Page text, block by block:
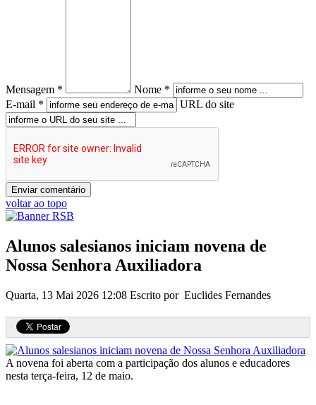
Mensagem *
Nome *
E-mail *
URL do site
voltar ao topo
Alunos salesianos iniciam novena de
Nossa Senhora Auxiliadora
Quarta, 13 Mai 2026 12:08 Escrito por Euclides Fernandes
A novena foi aberta com a participação dos alunos e educadores
nesta terça-feira, 12 de maio.